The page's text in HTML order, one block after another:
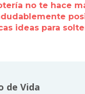
no te hace
ideas para
de Vida